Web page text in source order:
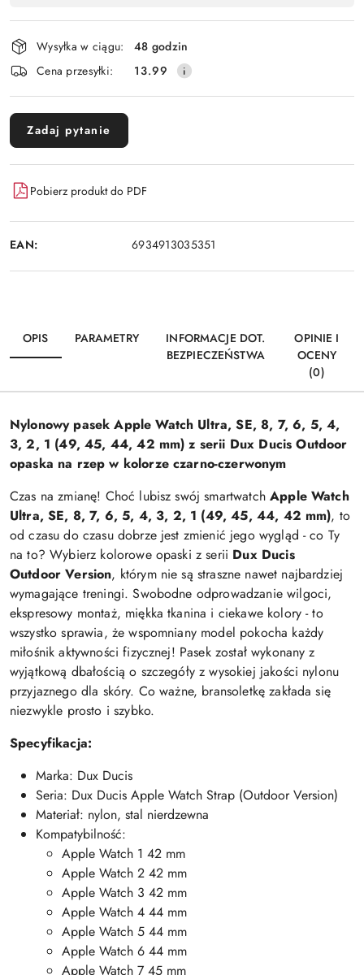
płatność
i
dostawa
Wysyłka w ciągu:
48 godzin
Cena przesyłki:
13.99
Zadaj pytanie
Pobierz produkt do PDF
EAN: 6934913035351
OPIS PARAMETRY
INFORMACJE DOT.
BEZPIECZEŃSTWA
OPINIE I
OCENY
(0)
Nylonowy pasek Apple Watch Ultra, SE, 8, 7, 6, 5, 4,
3, 2, 1 (49, 45, 44, 42 mm) z serii Dux Ducis Outdoor
opaska na rzep w kolorze czarno-czerwonym
Czas na zmianę! Choć lubisz swój smartwatchApple Watch
Ultra, SE, 8, 7, 6, 5, 4, 3, 2, 1 (49, 45, 44, 42 mm), to
od czasu do czasu dobrze jest zmienić jego wygląd - co Ty
na to? Wybierz kolorowe opaski z serii Dux Ducis
Outdoor Version, którym nie są straszne nawet najbardziej
wymagające treningi. Swobodne odprowadzanie wilgoci,
ekspresowy montaż, miękka tkanina i ciekawe kolory - to
wszystko sprawia, że wspomniany model pokocha każdy
miłośnik aktywności fizycznej! Pasek został wykonany z
wyjątkową dbałością o szczegóły z wysokiej jakości nylonu
przyjaznego dla skóry. Co ważne, bransoletkę zakłada się
niezwykle prosto i szybko.
Specyfikacja:
Marka: Dux Ducis
Seria: Dux Ducis Apple Watch Strap (Outdoor Version)
Materiał: nylon, stal nierdzewna
Kompatybilność:
Apple Watch 1 42 mm
Apple Watch 2 42 mm
Apple Watch 3 42 mm
Apple Watch 4 44 mm
Apple Watch 5 44 mm
Apple Watch 6 44 mm
Apple Watch 7 45 mm